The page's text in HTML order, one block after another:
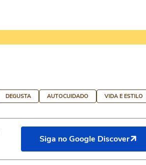
DEGUSTA AUTOCUIDADO VIDA E ESTILO
Siga no Google Discover